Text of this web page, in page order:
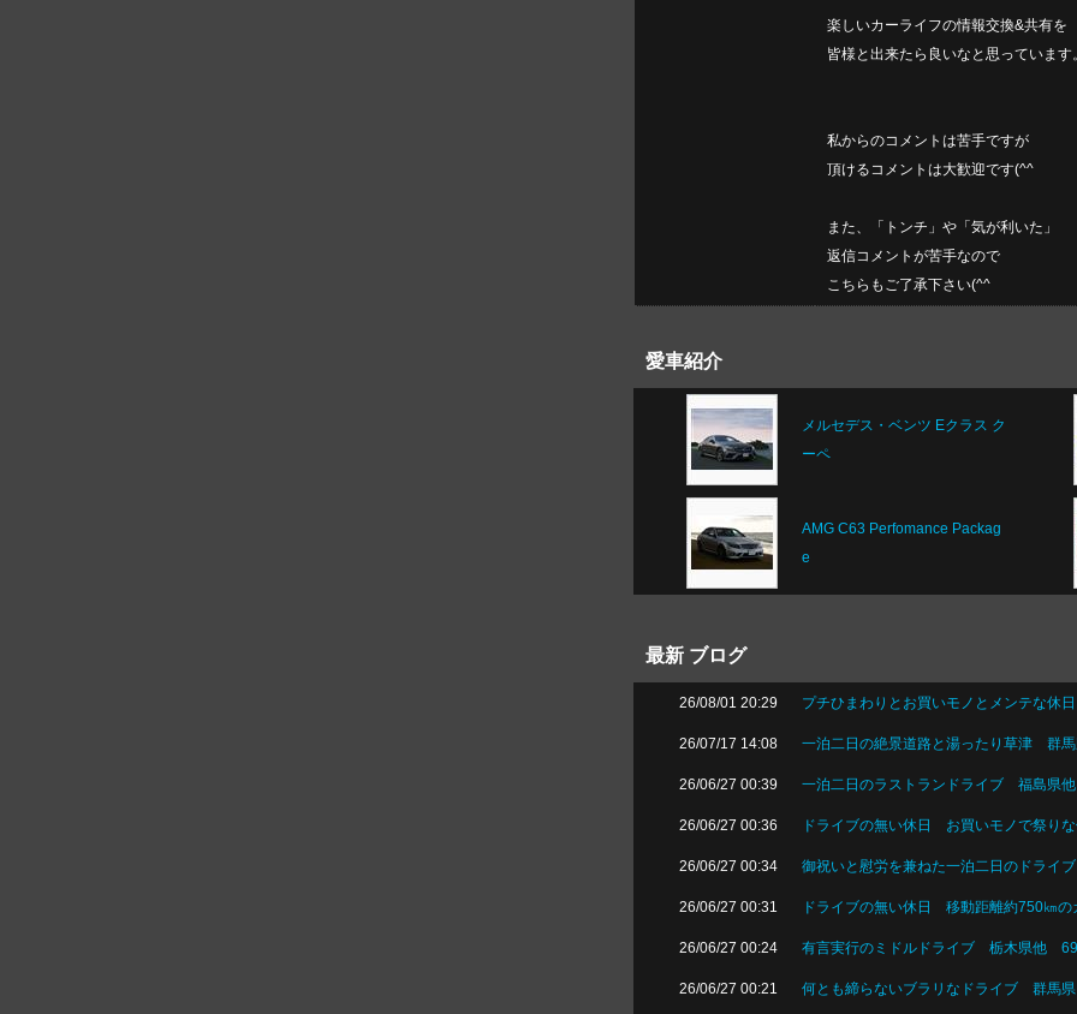
楽しいカーライフの情報交換&共有を
皆様と出来たら良いなと思っています。
私からのコメントは苦手ですが
頂けるコメントは大歓迎です(^^ゞ
また、「トンチ」や「気が利いた」
返信コメントが苦手なので
こちらもご了承下さい(^^ゞ
愛車紹介
メルセデス・ベンツ Eクラス ク
ーペ
AMG C63 Perfomance Packag
e
最新 ブログ
26/08/01 20:29 プチひまわりとお買いモノとメンテな
26/07/17 14:08 一泊二日の絶景道路と湯ったり草津 群
26/06/27 00:39 一泊二日のラストランドライブ 福島県
26/06/27 00:36 ドライブの無い休日 お買いモノで祭り
26/06/27 00:34 御祝いと慰労を兼ねた一泊二日のドラ
26/06/27 00:31 ドライブの無い休日 移動距離約750㎞
26/06/27 00:24 有言実行のミドルドライブ 栃木県他
26/06/27 00:21 何とも締らないブラリなドライブ 群馬